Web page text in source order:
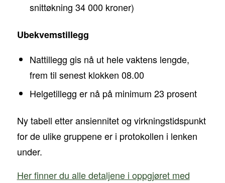
snittøkning 34 000 kroner)
Ubekvemstillegg
Nattillegg gis nå ut hele vaktens lengde,
frem til senest klokken 08.00
Helgetillegg er nå på minimum 23 prosent
Ny tabell etter ansiennitet og virkningstidspunkt
for de ulike gruppene er i protokollen i lenken
under.
Her finner du alle detaljene i oppgjøret med